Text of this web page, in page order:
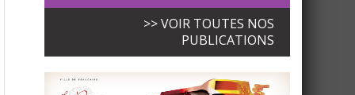
>> VOIR TOUTES NOS
PUBLICATIONS